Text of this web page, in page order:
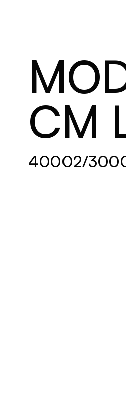
CM
40002/